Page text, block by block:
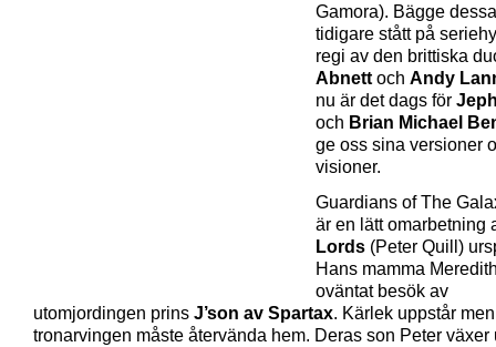
Gamora). Bägge
tidigare stått på
regi av den brittiska
Abnett och Andy
nu är det dags för
och Brian Michael
ge oss sina versioner
visioner.
Guardians of The
är en lätt omarbetning
Lords (Peter Quill)
Hans mamma
oväntat besök av
utomjordingen prins J’son av Spartax. Kärlek uppstår men
tronarvingen måste återvända hem. Deras son Peter växer